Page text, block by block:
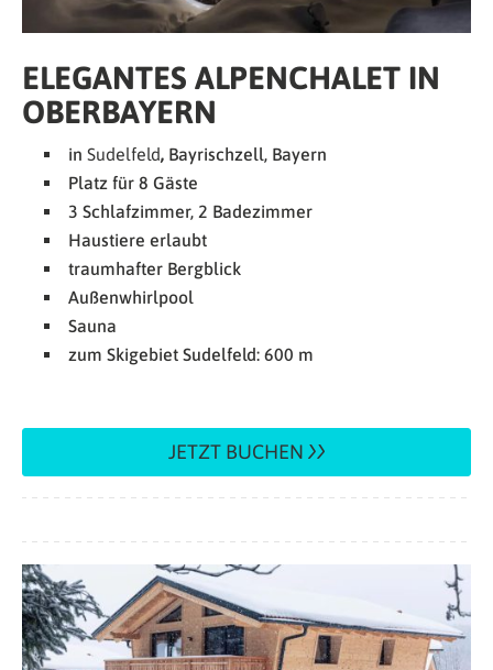
ELEGANTES ALPENCHALET IN
OBERBAYERN
in Sudelfeld, Bayrischzell, Bayern
Platz für 8 Gäste
3 Schlafzimmer, 2 Badezimmer
Haustiere erlaubt
traumhafter Bergblick
Außenwhirlpool
Sauna
zum Skigebiet Sudelfeld: 600 m
JETZT BUCHEN